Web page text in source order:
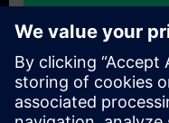
Personalised
If you require a standard